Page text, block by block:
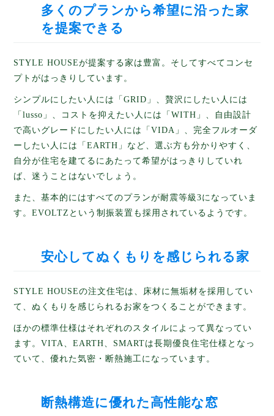
多くのプランから希望に沿った家
を提案できる
STYLE HOUSEが提案する家は豊富。そしてすべてコンセ
プトがはっきりしています。
シンプルにしたい人には「GRID」、贅沢にしたい人には
「lusso」、コストを抑えたい人には「WITH」、自由設計
で高いグレードにしたい人には「VIDA」、完全フルオーダ
ーしたい人には「EARTH」など、選ぶ方も分かりやすく、
自分が住宅を建てるにあたって希望がはっきりしていれ
ば、迷うことはないでしょう。
また、基本的にはすべてのプランが耐震等級3になっていま
す。EVOLTZという制振装置も採用されているようです。
安心してぬくもりを感じられる家
STYLE HOUSEの注文住宅は、床材に無垢材を採用してい
て、ぬくもりを感じられるお家をつくることができます。
ほかの標準仕様はそれぞれのスタイルによって異なってい
ます。VITA、EARTH、SMARTは長期優良住宅仕様となっ
ていて、優れた気密・断熱施工になっています。
断熱構造に優れた高性能な窓